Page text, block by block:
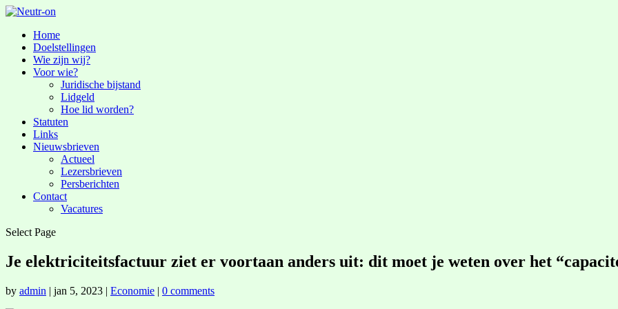
Home
Doelstellingen
Wie zijn wij?
Voor wie?
Juridische bijstand
Lidgeld
Hoe lid worden?
Statuten
Links
Nieuwsbrieven
Actueel
Lezersbrieven
Persberichten
Contact
Vacatures
Select Page
Je elektriciteitsfactuur ziet er voortaan anders uit: dit moet je weten over het
by admin | jan 5, 2023 | Economie | 0 comments